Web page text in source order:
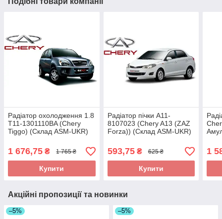
Радіатор охолодження 1.8
T11-1301110BA (Chery
Tiggo) (Склад ASM-UKR)
1 676,75 ₴ 1 765 ₴
Купити
Радіатор пічки A11-
8107023 (Chery A13 (ZAZ
Forza)) (Склад ASM-UKR)
593,75₴ 625 ₴
Купити
1
Акційні пропозиції та новинки
–5% –5%